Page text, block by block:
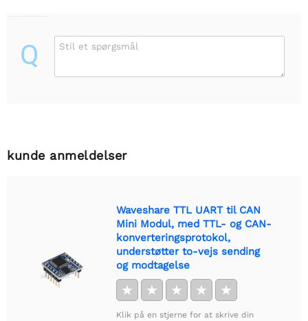
Q Stil et spørgsmål
kunde anmeldelser
Waveshare TTL UART til CAN
Mini Modul, med TTL- og CAN-
konverteringsprotokol,
understøtter to-vejs sending
og modtagelse
★ ★ ★ ★ ★
Klik på en stjerne for at skrive din